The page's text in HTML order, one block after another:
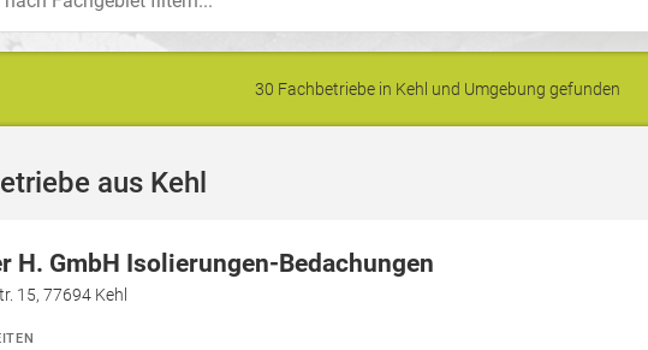
30 Fachbetriebe in Kehl und Umgebung gefunden
aus Kehl
H. GmbH Isolierungen-Bedachungen
15, 77694 Kehl